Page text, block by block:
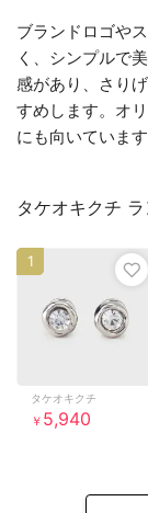
ブランドロゴや
く、シンプルで
感があり、さり
すめします。オ
にも向いています
タケオキクチ
タケオキクチ
￥ 5,940
1